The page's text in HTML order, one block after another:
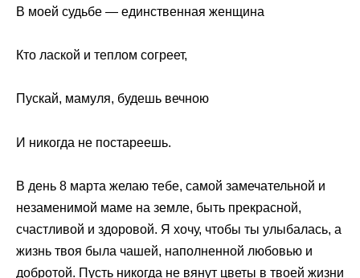
В моей судьбе — единственная женщина
Кто лаской и теплом согреет,
Пускай, мамуля, будешь вечною
И никогда не постареешь.
В день 8 марта желаю тебе, самой замечательной и
незаменимой маме на земле, быть прекрасной,
счастливой и здоровой. Я хочу, чтобы ты улыбалась, а
жизнь твоя была чашей, наполненной любовью и
добротой. Пусть никогда не вянут цветы в твоей жизни